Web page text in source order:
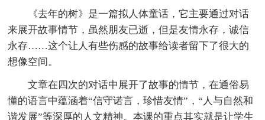
《去年的树》是一篇拟人体童话，它主要通过对话
来展开故事情节，虽然朋友已逝，但是友情永存，诚信
永存……这个让人有些伤感的故事给读者留下了很大的
想像空间。
文章在四次的对话中展开了故事的情节，在通俗易
懂的语言中蕴涵着“信守诺言，珍惜友情”，“人与自然和
谐发展”等深厚的人文精神。本课的重点其实就是让学生